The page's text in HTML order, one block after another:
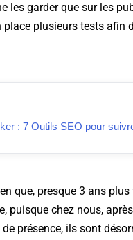
les garder que sur les
place plusieurs tests afin
: 7 Outils SEO pour
que, presque 3 ans
puisque chez nous,
présence, ils sont